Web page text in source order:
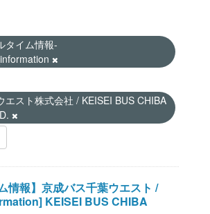
タイム情報-
エスト株式会社 / KEISEI BUS CHIBA
情報】京成バス千葉ウエスト /
KEISEI BUS CHIBA